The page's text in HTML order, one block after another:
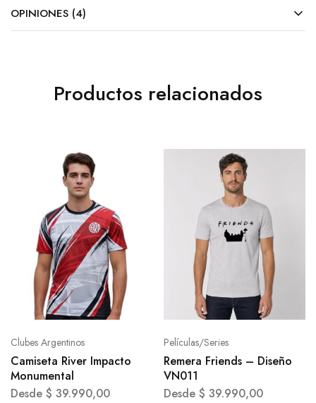
OPINIONES (4)
Productos relacionados
Clubes Argentinos
Camiseta River Impacto
Monumental
Desde $ 39.990,00
Películas/Series
Remera Friends – Diseño
VN011
Desde $ 39.990,00